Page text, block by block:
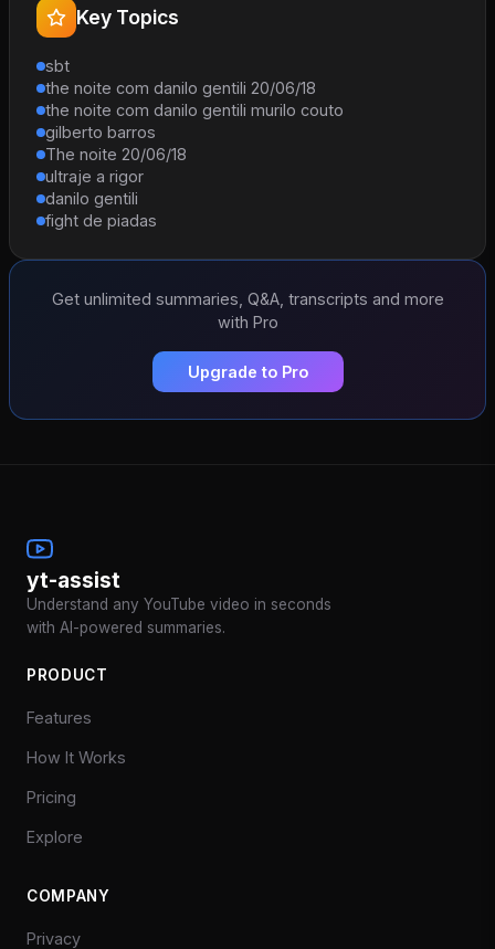
Key Topics
sbt
the noite com danilo gentili 20/06/18
the noite com danilo gentili murilo couto
gilberto barros
The noite 20/06/18
ultraje a rigor
danilo gentili
fight de piadas
Get unlimited summaries, Q&A, transcripts and more
with Pro
Upgrade to Pro
yt-assist
Understand any YouTube video in seconds
with AI-powered summaries.
PRODUCT
Features
How It Works
Pricing
Explore
COMPANY
Privacy